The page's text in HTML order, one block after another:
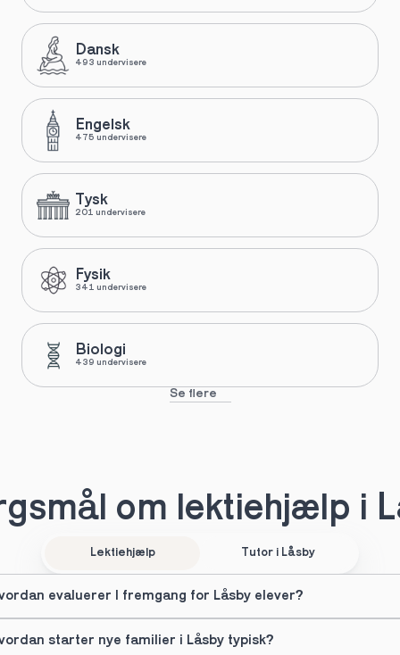
Dansk
493 undervisere
Engelsk
475 undervisere
Tysk
201 undervisere
Fysik
341 undervisere
Biologi
439 undervisere
Se flere
om lektiehjælp i
Lektiehjælp Tutor i Låsby
evaluerer I fremgang for Låsby elever?
starter nye familier i Låsby typisk?